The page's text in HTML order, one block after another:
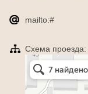
mailto:#
Схема проезда:
Яндекс Карты
Радужный —